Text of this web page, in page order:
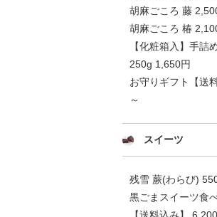
胡麻ごころ 藤
胡麻ごころ 椿
【化粧箱入】手詰
250g 1,650円
お守りギフト【送
～
スイーツ
残雪 蕨(わらび)
黒ごまスイーツ食